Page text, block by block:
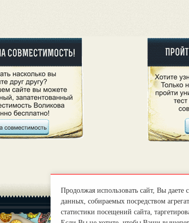
Продолжая использовать сайт, Вы даете
данных, собираемых посредством
статистики посещений сайта,